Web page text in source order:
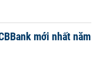
mới nhất năm